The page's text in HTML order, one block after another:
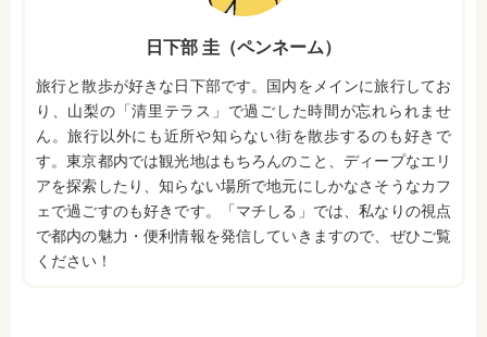
日下部 圭（ペンネーム）
旅行と散歩が好きな日下部です。国内をメインに旅行してお
り、山梨の「清里テラス」で過ごした時間が忘れられませ
ん。旅行以外にも近所や知らない街を散歩するのも好きで
す。東京都内では観光地はもちろんのこと、ディープなエリ
アを探索したり、知らない場所で地元にしかなさそうなカフ
ェで過ごすのも好きです。「マチしる」では、私なりの視点
で都内の魅力・便利情報を発信していきますので、ぜひご覧
ください！